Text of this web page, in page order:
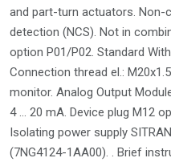
and part-turn actuators.
detection (NCS). Not in
option P01/P02. Standard
Connection thread el.:
monitor. Analog Output
4 ... 20 mA. Device plug M12
Isolating power supply
(7NG4124-1AA00). . Brief